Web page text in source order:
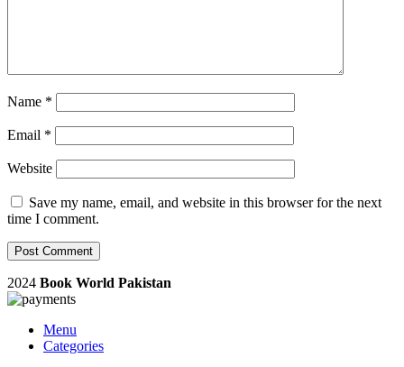
Name *
Email *
Website
Save my name, email, and website in this browser for the next
time I comment.
2024 Book World Pakistan
Menu
Categories